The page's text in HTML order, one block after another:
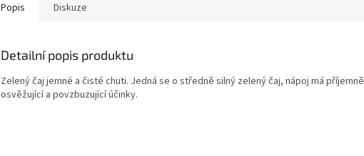
Popis Diskuze
Detailní popis produktu
Zelený čaj jemné a čisté chuti. Jedná se o středně silný zelený čaj, nápoj má příjemně
osvěžující a povzbuzující účinky.